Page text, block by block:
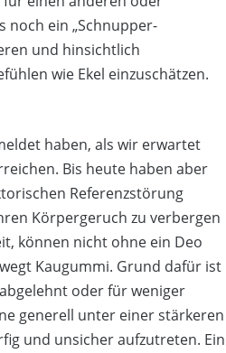
ein „Schnupper-
und hinsichtlich
wie Ekel einzuschätzen.
haben, als wir erwartet
Bis heute haben aber
Referenzstörung
Körpergeruch zu verbergen
können nicht ohne ein Deo
Kaugummi. Grund dafür ist
oder für weniger
generell unter einer stärkeren
und unsicher aufzutreten. Ein